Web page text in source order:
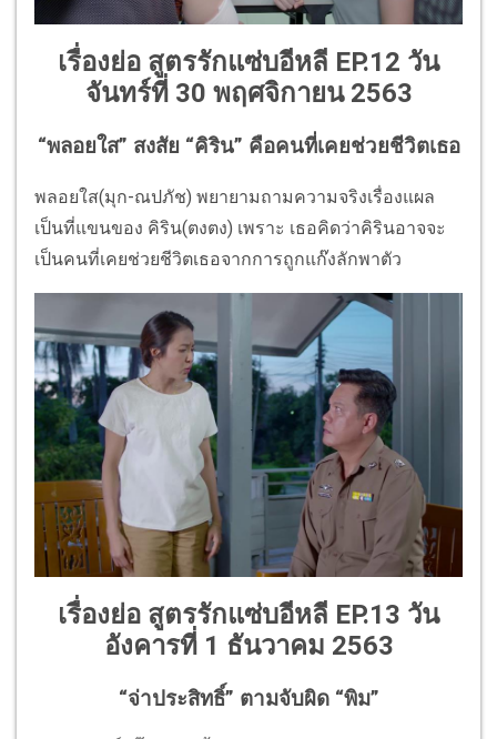
เรื่องย่อ สูตรรักแซ่บอีหลี EP.12 วัน
จันทร์ที่ 30 พฤศจิกายน 2563
“พลอยใส” สงสัย “คิริน” คือคนที่เคยช่วยชีวิตเธอ
พลอยใส(มุก-ณปภัช) พยายามถามความจริงเรื่องแผล
เป็นที่แขนของ คิริน(ตงตง) เพราะ เธอคิดว่าคิรินอาจจะ
เป็นคนที่เคยช่วยชีวิตเธอจากการถูกแก๊งลักพาตัว
เรื่องย่อ สูตรรักแซ่บอีหลี EP.13 วัน
อังคารที่ 1 ธันวาคม 2563
“จ่าประสิทธิ์” ตามจับผิด “พิม”